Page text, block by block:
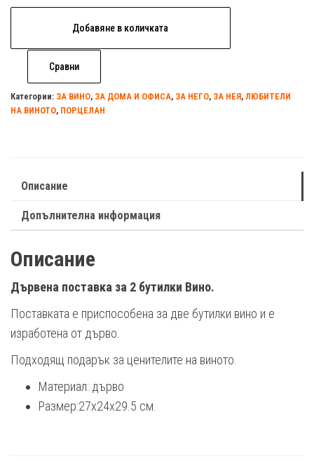
Дървена
поставка
за
2
Добавяне в количката
Сравни
Категории: ЗА ВИНО, ЗА ДОМА И ОФИСА, ЗА НЕГО, ЗА НЕЯ, ЛЮБИТЕЛИ
НА ВИНОТО, ПОРЦЕЛАН
Описание
Допълнителна информация
Описание
Дървена поставка за 2 бутилки Вино.
Поставката е приспособена за две бутилки вино и е
изработена от дърво.
Подходящ подарък за ценителите на виното.
Материал: дърво
Размер:27х24х29.5 см.